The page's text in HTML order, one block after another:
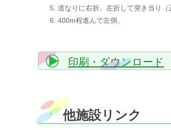
道なりに右折、左折して突き当り（
400m程進んで左側。
印刷・ダウンロード
他施設リンク